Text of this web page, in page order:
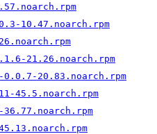
10.47.noarch.rpm
21.26.noarch.rpm
20.83.noarch.rpm
45.5.noarch.rpm